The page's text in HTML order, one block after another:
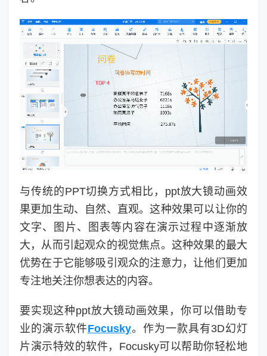
与传统的PPT切换方式相比，ppt放大镜动画效
果更加生动、自然、直观。这种效果可以让你的
文字、图片、图表等内容在演示过程中逐渐放
大，从而引起观众的视觉焦点。这种效果的最大
优势在于它能够吸引观众的注意力，让他们更加
专注地关注你想表达的内容。
要实现这种ppt放大镜动画效果，你可以借助专
业的演示软件Focusky。作为一款具有3D幻灯
片演示特效的软件，Focusky可以帮助你轻松地